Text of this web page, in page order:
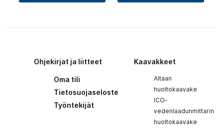
Ohjekirjat ja liitteet
Oma tili
Tietosuojaseloste
Työntekijät
Kaavakkeet
Altaan
huoltokaavake
ICO-
vedenlaadunmittarin
huoltokaavake